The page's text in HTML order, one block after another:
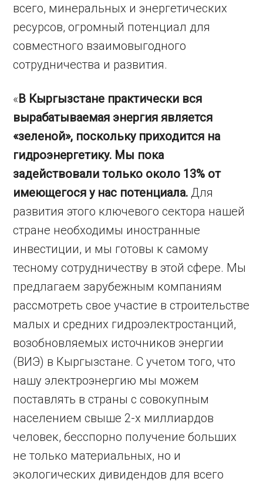
всего, минеральных и энергетических
ресурсов, огромный потенциал для
совместного взаимовыгодного
сотрудничества и развития.
«В Кыргызстане практически вся
вырабатываемая энергия является
«зеленой», поскольку приходится на
гидроэнергетику. Мы пока
задействовали только около 13% от
имеющегося у нас потенциала. Для
развития этого ключевого сектора нашей
стране необходимы иностранные
инвестиции, и мы готовы к самому
тесному сотрудничеству в этой сфере. Мы
предлагаем зарубежным компаниям
рассмотреть свое участие в строительстве
малых и средних гидроэлектростанций,
возобновляемых источников энергии
(ВИЭ) в Кыргызстане. С учетом того, что
нашу электроэнергию мы можем
поставлять в страны с совокупным
населением свыше 2-х миллиардов
человек, бесспорно получение больших
не только материальных, но и
экологических дивидендов для всего